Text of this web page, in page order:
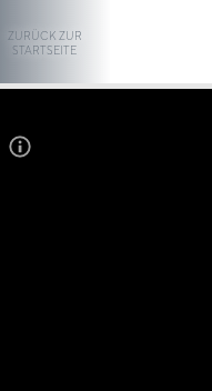
ZURÜCK ZUR
STARTSEITE